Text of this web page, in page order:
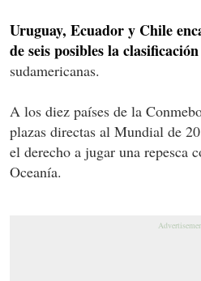
Uruguay, Ecuador y Chile
de seis posibles la clasificación
sudamericanas.
A los diez países de la
plazas directas al Mundial de
el derecho a jugar una repesca
Oceanía.